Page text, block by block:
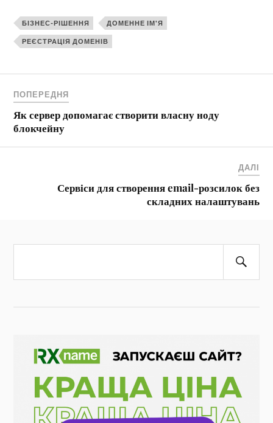
БІЗНЕС-РІШЕННЯ ДОМЕННЕ ІМ'Я
РЕЄСТРАЦІЯ ДОМЕНІВ
ПОПЕРЕДНЯ
Як сервер допомагає створити власну ноду
блокчейну
ДАЛІ
Сервіси для створення email-розсилок без
складних налаштувань